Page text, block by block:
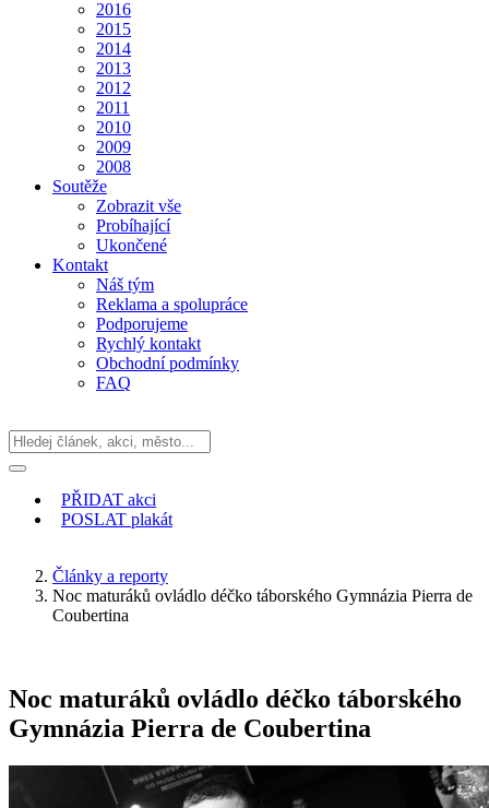
2016
2015
2014
2013
2012
2011
2010
2009
2008
Soutěže
Zobrazit vše
Probíhající
Ukončené
Kontakt
Náš tým
Reklama a spolupráce
Podporujeme
Rychlý kontakt
Obchodní podmínky
FAQ
PŘIDAT akci
POSLAT plakát
Články a reporty
Noc maturáků ovládlo déčko táborského Gymnázia Pierra de
Coubertina
Noc maturáků ovládlo déčko táborského
Gymnázia Pierra de Coubertina